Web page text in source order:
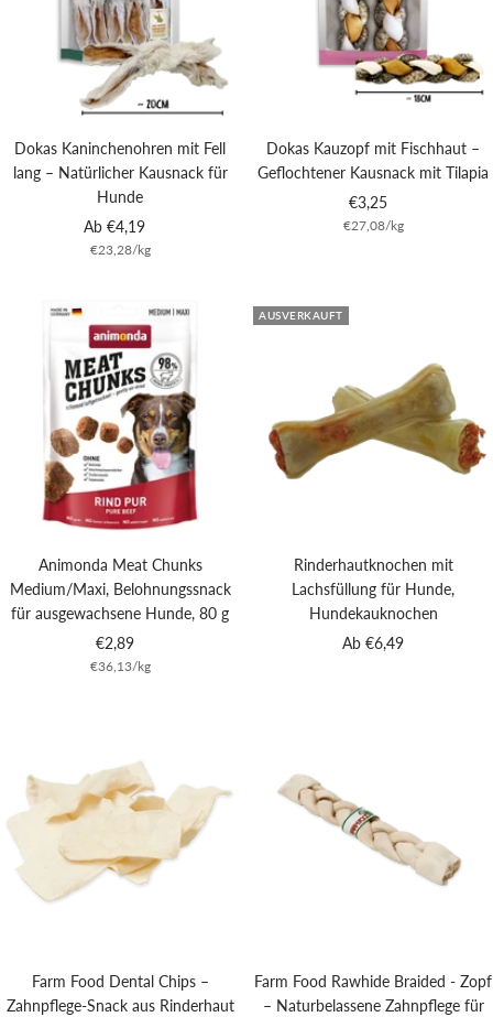
Dokas Kaninchenohren mit Fell
lang – Natürlicher Kausnack für
Hunde
Angebotspreis
Ab €4,19
€23,28/kg
Dokas Kauzopf mit Fischhaut –
Geflochtener Kausnack mit Tilapia
Angebotspreis
€3,25
€27,08/kg
Animonda Meat Chunks
Medium/Maxi, Belohnungssnack
für ausgewachsene Hunde, 80 g
Angebotspreis
€2,89
€36,13/kg
AUSVERKAUFT
Rinderhautknochen mit
Lachsfüllung für Hunde,
Hundekauknochen
Angebotspreis
Ab €6,49
Farm Food Dental Chips –
Zahnpflege-Snack aus Rinderhaut
Farm Food Rawhide Braided - Zopf
– Naturbelassene Zahnpflege für